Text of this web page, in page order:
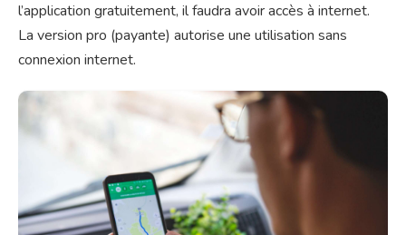
l’application gratuitement, il faudra avoir accès à internet.
La version pro (payante) autorise une utilisation sans
connexion internet.